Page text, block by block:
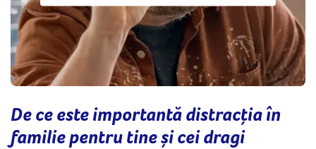
De ce este importantă distracția în
familie pentru tine și cei dragi